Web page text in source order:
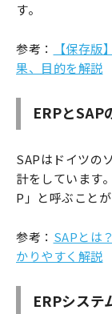
す。
参考：
【保存
果、目的を解説
ERPとSAP
SAPはドイツの
計をしています
P」と呼ぶことが
参考： SAPとは
かりやすく解説
ERPシステ